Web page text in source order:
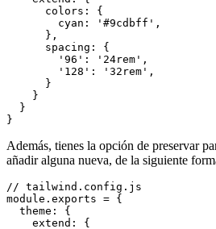
      colors: {
        cyan: '#9cdbff',
      },
      spacing: {
        '96': '24rem',
        '128': '32rem',
      }
    }
  }
Además, tienes la opción de preservar
añadir alguna nueva, de la siguiente
// tailwind.config.js
module.exports = {
  theme: {
    extend: {